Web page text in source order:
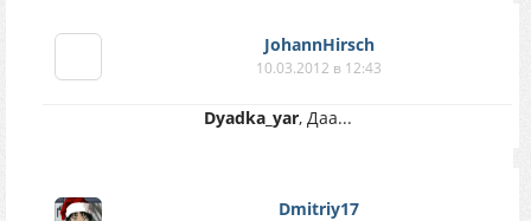
JohannHirsch
10.03.2012 в 12:43
Dyadka_yar, Даа...
Dmitriy17